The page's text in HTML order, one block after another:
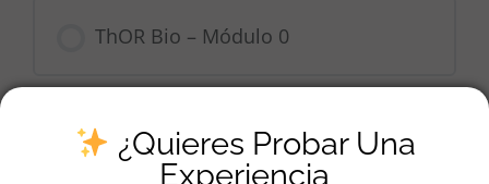
ThOR Bio – Módulo 0
0% COMPLETADO 0/0 pasos
ThOR BIO – BONUS
¿Quieres Probar Una
Experiencia